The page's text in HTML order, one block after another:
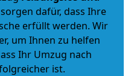
dafür, dass Ihre
erfüllt werden. Wir
um Ihnen zu helfen
Ihr Umzug nach
ist.